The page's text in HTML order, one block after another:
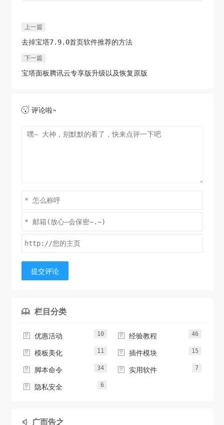
上一篇
去掉宝塔7.9.0首页软件推荐的方法
下一篇
宝塔面板腾讯云专享版升级以及恢复原版
评论啦~
提交评论
 栏目分类
 优惠活动 10  经验教程 46
 模板美化 11  插件模块 15
 脚本命令 34  实用软件 7
 隐私安全 6
 广而告之